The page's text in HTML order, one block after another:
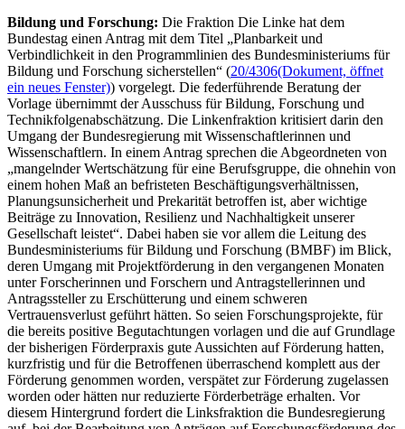
Bildung und Forschung: Die Fraktion Die Linke hat dem
Bundestag einen Antrag mit dem Titel „Planbarkeit und
Verbindlichkeit in den Programmlinien des Bundesministeriums für
Bildung und Forschung sicherstellen“ (20/4306(Dokument, öffnet
ein neues Fenster)) vorgelegt. Die federführende Beratung der
Vorlage übernimmt der Ausschuss für Bildung, Forschung und
Technikfolgenabschätzung. Die Linkenfraktion kritisiert darin den
Umgang der Bundesregierung mit Wissenschaftlerinnen und
Wissenschaftlern. In einem Antrag sprechen die Abgeordneten von
„mangelnder Wertschätzung für eine Berufsgruppe, die ohnehin von
einem hohen Maß an befristeten Beschäftigungsverhältnissen,
Planungsunsicherheit und Prekarität betroffen ist, aber wichtige
Beiträge zu Innovation, Resilienz und Nachhaltigkeit unserer
Gesellschaft leistet“. Dabei haben sie vor allem die Leitung des
Bundesministeriums für Bildung und Forschung (BMBF) im Blick,
deren Umgang mit Projektförderung in den vergangenen Monaten
unter Forscherinnen und Forschern und Antragstellerinnen und
Antragssteller zu Erschütterung und einem schweren
Vertrauensverlust geführt hätten. So seien Forschungsprojekte, für
die bereits positive Begutachtungen vorlagen und die auf Grundlage
der bisherigen Förderpraxis gute Aussichten auf Förderung hatten,
kurzfristig und für die Betroffenen überraschend komplett aus der
Förderung genommen worden, verspätet zur Förderung zugelassen
worden oder hätten nur reduzierte Förderbeträge erhalten. Vor
diesem Hintergrund fordert die Linksfraktion die Bundesregierung